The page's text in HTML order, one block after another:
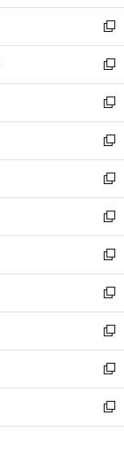
ウ
で
開
く
ン
ド
ウ
で
開
く
新
し
い
ウ
ィ
ン
ド
ウ
で
開
く
新
し
い
ウ
ィ
ン
ド
ウ
で
開
く
新
し
い
ウ
ィ
ン
ド
ウ
で
開
く
新
し
い
ウ
ィ
ン
ド
ウ
で
開
く
新
し
い
ウ
ィ
ン
ド
ウ
で
開
く
新
し
い
ウ
ィ
ン
ド
ウ
で
開
く
新
し
い
ウ
ィ
ン
ド
ウ
で
開
新
し
い
ウ
ィ
ン
ド
ウ
新
し
い
ウ
ィ
ン
新
し
い
ウ
新
し